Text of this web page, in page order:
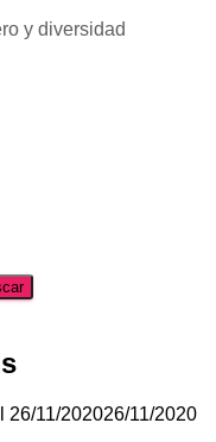
y diversidad
26/11/202026/11/2020